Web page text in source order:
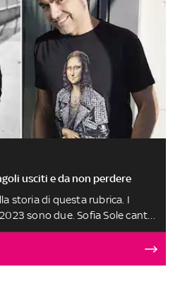
usciti e da non perdere
storia di questa rubrica. I
sono due. Sofia Sole canta
pop dalle venature dreamy
l’amore a 20anni. Marco